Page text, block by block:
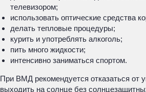
телевизором;
использовать оптические средства
делать тепловые процедуры;
курить и употреблять алкоголь;
пить много жидкости;
интенсивно заниматься спортом.
При ВМД рекомендуется отказаться от
выходить на солнце без